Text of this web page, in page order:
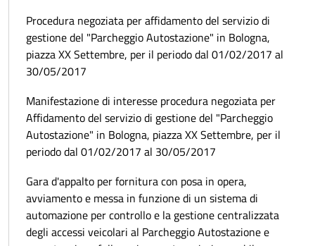
Procedura negoziata per affidamento del servizio di
gestione del "Parcheggio Autostazione" in Bologna,
piazza XX Settembre, per il periodo dal 01/02/2017 al
30/05/2017
Manifestazione di interesse procedura negoziata per
Affidamento del servizio di gestione del "Parcheggio
Autostazione" in Bologna, piazza XX Settembre, per il
periodo dal 01/02/2017 al 30/05/2017
Gara d'appalto per fornitura con posa in opera,
avviamento e messa in funzione di un sistema di
automazione per controllo e la gestione centralizzata
degli accessi veicolari al Parcheggio Autostazione e